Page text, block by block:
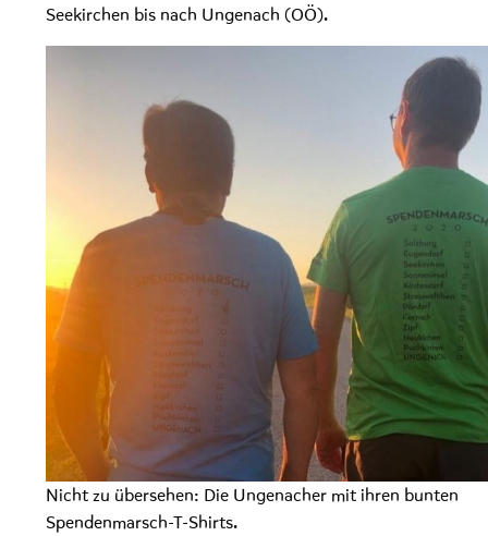
Seekirchen bis nach Ungenach (OÖ).
Nicht zu übersehen: Die Ungenacher mit ihren bunten
Spendenmarsch-T-Shirts.